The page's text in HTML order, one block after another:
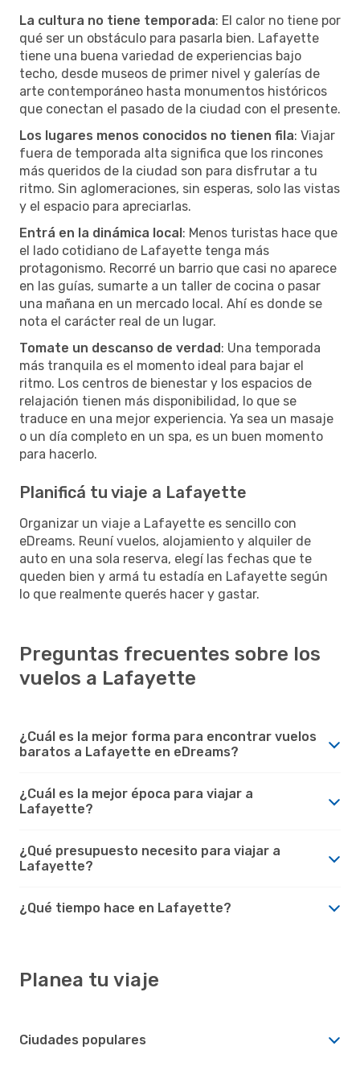
La cultura no tiene temporada: El calor no tiene por
qué ser un obstáculo para pasarla bien. Lafayette
tiene una buena variedad de experiencias bajo
techo, desde museos de primer nivel y galerías de
arte contemporáneo hasta monumentos históricos
que conectan el pasado de la ciudad con el presente.
Los lugares menos conocidos no tienen fila: Viajar
fuera de temporada alta significa que los rincones
más queridos de la ciudad son para disfrutar a tu
ritmo. Sin aglomeraciones, sin esperas, solo las vistas
y el espacio para apreciarlas.
Entrá en la dinámica local: Menos turistas hace que
el lado cotidiano de Lafayette tenga más
protagonismo. Recorré un barrio que casi no aparece
en las guías, sumarte a un taller de cocina o pasar
una mañana en un mercado local. Ahí es donde se
nota el carácter real de un lugar.
Tomate un descanso de verdad: Una temporada
más tranquila es el momento ideal para bajar el
ritmo. Los centros de bienestar y los espacios de
relajación tienen más disponibilidad, lo que se
traduce en una mejor experiencia. Ya sea un masaje
o un día completo en un spa, es un buen momento
para hacerlo.
Planificá tu viaje a Lafayette
Organizar un viaje a Lafayette es sencillo con
eDreams. Reuní vuelos, alojamiento y alquiler de
auto en una sola reserva, elegí las fechas que te
queden bien y armá tu estadía en Lafayette según
lo que realmente querés hacer y gastar.
Preguntas frecuentes sobre los
vuelos a Lafayette
¿Cuál es la mejor forma para encontrar vuelos
baratos a Lafayette en eDreams?
¿Cuál es la mejor época para viajar a
Lafayette?
¿Qué presupuesto necesito para viajar a
Lafayette?
¿Qué tiempo hace en Lafayette?
Planea tu viaje
Ciudades populares